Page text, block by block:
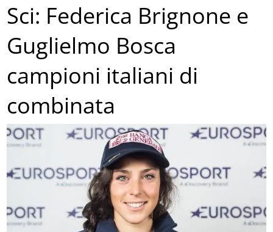
Sci: Federica Brignone e
Guglielmo Bosca
campioni italiani di
combinata